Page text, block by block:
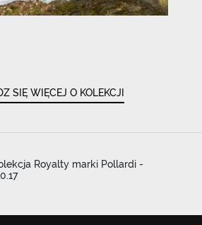
SIĘ WIĘCEJ O KOLEKCJI
Royalty marki Pollardi -